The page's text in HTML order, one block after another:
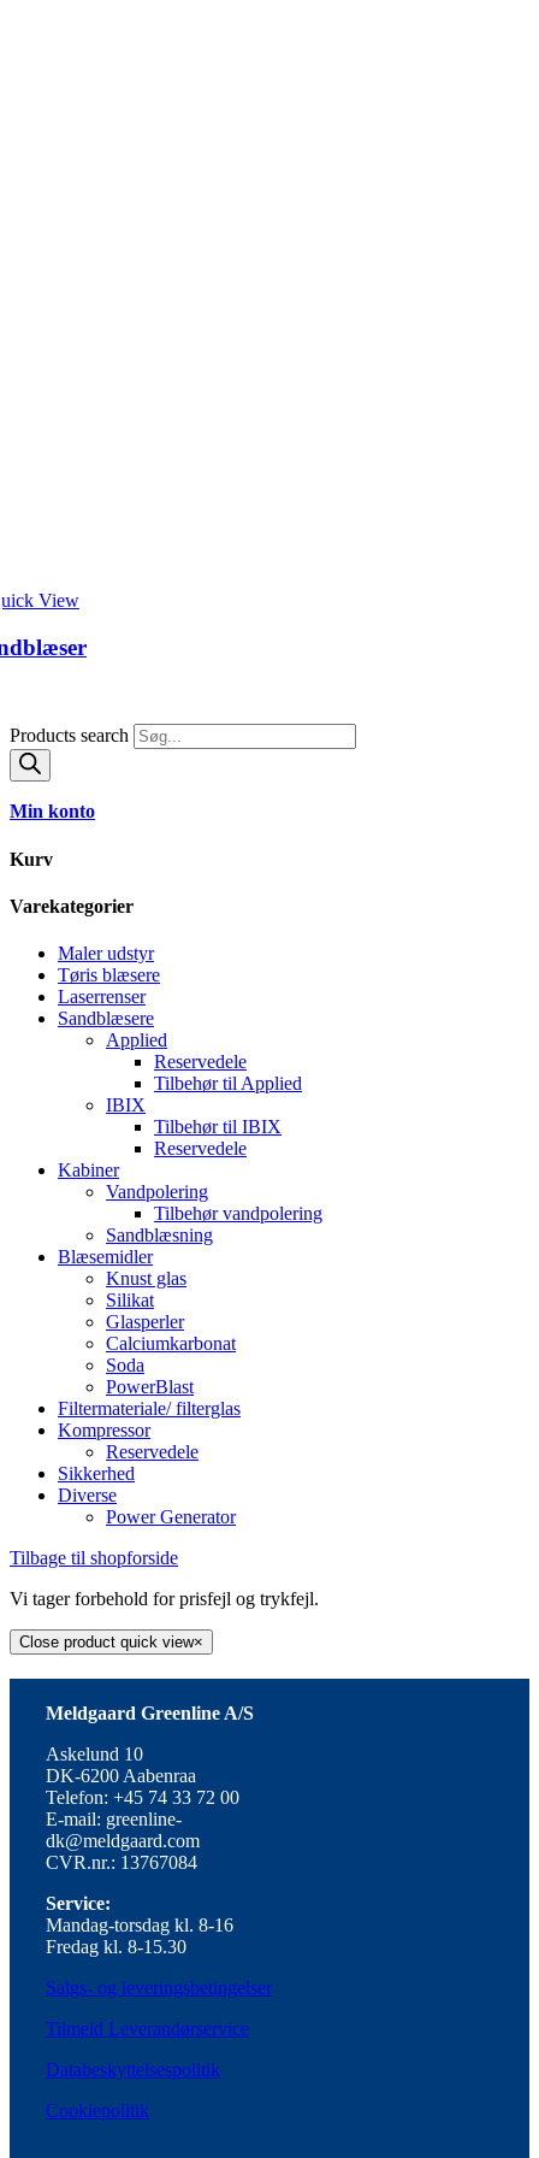
View
Products search
Min konto
Kurv
Varekategorier
Maler udstyr
Tøris blæsere
Laserrenser
Sandblæsere
Applied
Reservedele
Tilbehør til Applied
IBIX
Tilbehør til IBIX
Reservedele
Kabiner
Vandpolering
Tilbehør vandpolering
Sandblæsning
Blæsemidler
Knust glas
Silikat
Glasperler
Calciumkarbonat
Soda
PowerBlast
Filtermateriale/ filterglas
Kompressor
Reservedele
Sikkerhed
Diverse
Power Generator
Tilbage til shopforside
Vi tager forbehold for prisfejl og trykfejl.
Close product quick view×
Meldgaard Greenline A/S
Askelund 10
DK-6200 Aabenraa
Telefon: +45 74 33 72 00
E-mail: greenline-
dk@meldgaard.com
CVR.nr.: 13767084
Service:
Mandag-torsdag kl. 8-16
Fredag kl. 8-15.30
Salgs- og leveringsbetingelser
Tilmeld Leverandørservice
Databeskyttelsespolitik
Cookiepolitik